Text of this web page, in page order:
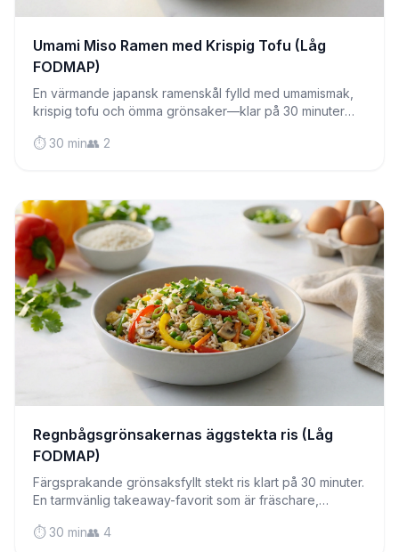
Umami Miso Ramen med Krispig Tofu (Låg
FODMAP)
En värmande japansk ramenskål fylld med umamismak,
krispig tofu och ömma grönsaker—klar på 30 minuter
⏱️ 30 min👥 2
Regnbågsgrönsakernas äggstekta ris (Låg
FODMAP)
Färgsprakande grönsaksfyllt stekt ris klart på 30 minuter.
En tarmvänlig takeaway-favorit som är fräschare,
⏱️ 30 min👥 4